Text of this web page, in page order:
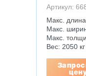
Артикул:
Макс.
Макс.
Макс.
Вес: 2050 кг